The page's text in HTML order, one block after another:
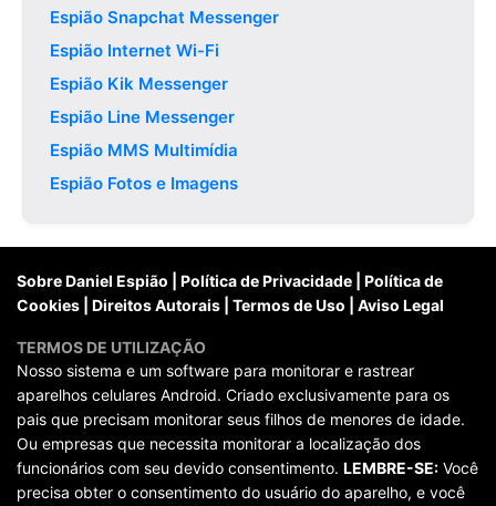
Espião Snapchat Messenger
Espião Internet Wi-Fi
Espião Kik Messenger
Espião Line Messenger
Espião MMS Multimídia
Espião Fotos e Imagens
Sobre Daniel Espião Política de Privacidade
Política de
Cookies
Direitos Autorais Termos de Uso Aviso Legal
TERMOS DE UTILIZAÇÃO
Nosso sistema e um software para monitorar e rastrear
aparelhos celulares Android. Criado exclusivamente para os
pais que precisam monitorar seus filhos de menores de idade.
Ou empresas que necessita monitorar a localização dos
funcionários com seu devido consentimento. LEMBRE-SE: Você
precisa obter o consentimento do usuário do aparelho, e você